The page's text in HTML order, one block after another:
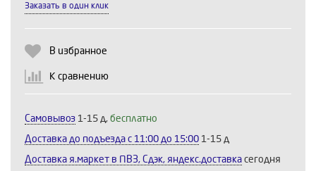
Продолжить
Заказать в один клик
В избранное
К сравнению
Самовывоз 1-15 д, бесплатно
Доставка до подъезда c 11:00 до 15:00 1-15 д
Доставка я.маркет в ПВЗ, Сдэк, яндекс.доставка сегодня